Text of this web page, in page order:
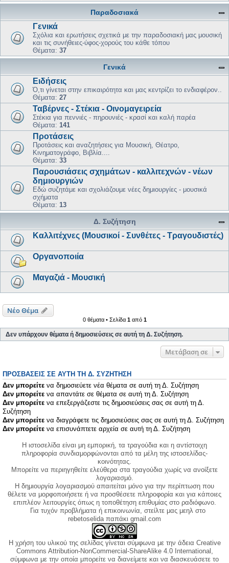
Παραδοσιακά
Γενικά
Σχόλια και ερωτήσεις σχετικά με την παραδοσιακή μας μουσική
και τις συνήθειες-ύφος-χορούς του κάθε τόπου
Θέματα: 37
Γενικά
Ειδήσεις
Ό,τι γίνεται στην επικαιρότητα και μας κεντρίζει το ενδιαφέρον..
Θέματα: 27
Ταβέρνες - Στέκια - Οινομαγειρεία
Στέκια για πεννιές - πηρουνιές - κρασί και καλή παρέα
Θέματα: 141
Προτάσεις
Προτάσεις και αναζητήσεις για Μουσική, Θέατρο,
Κινηματογράφο, Βιβλία....
Θέματα: 33
Παρουσιάσεις σχημάτων - καλλιτεχνών - νέων
δημιουργιών
Εδώ συζητάμε και σχολιάζουμε νέες δημιουργίες - μουσικά
σχήματα
Θέματα: 13
Δ. Συζήτηση
Καλλιτέχνες (Μουσικοί - Συνθέτες - Τραγουδιστές)
Οργανοποιία
Μαγαζιά - Μουσική
Νέο Θέμα
0 θέματα • Σελίδα 1από 1
Δεν υπάρχουν θέματα ή δημοσιεύσεις σε αυτή τη Δ. Συζήτηση.
Μετάβαση σε
ΠΡΟΣΒΆΣΕΙΣ ΣΕ ΑΥΤΉ ΤΗ Δ. ΣΥΖΉΤΗΣΗ
Δεν μπορείτε να δημοσιεύετε νέα θέματα σε αυτή τη Δ. Συζήτηση
Δεν μπορείτε να απαντάτε σε θέματα σε αυτή τη Δ. Συζήτηση
Δεν μπορείτε να επεξεργάζεστε τις δημοσιεύσεις σας σε αυτή τη Δ.
Συζήτηση
Δεν μπορείτε να διαγράφετε τις δημοσιεύσεις σας σε αυτή τη Δ. Συζήτηση
Δεν μπορείτε να επισυνάπτετε αρχεία σε αυτή τη Δ. Συζήτηση
Η ιστοσελίδα είναι μη εμπορική, τα τραγούδια και η αντίστοιχη
πληροφορία συνδιαμορφώνονται από τα μέλη της ιστοσελίδας-
κοινότητας.
Μπορείτε να περιηγηθείτε ελεύθερα στα τραγούδια χωρίς να ανοίξετε
λογαριασμό.
Η δημιουργία λογαριασμού απαιτείται μόνο για την περίπτωση που
θέλετε να μορφοποιήσετε ή να προσθέσετε πληροφορία και για κάποιες
επιπλέον λειτουργίες όπως η τοποθέτηση επιθυμίας στο ραδιόφωνο.
Για τυχόν προβλήματα ή επικοινωνία, στείλτε μας μεηλ στο
rebetoselida παπάκι gmail.com
Η χρήση του υλικού της σελίδας γίνεται σύμφωνα με την άδεια Creative
Commons Attribution-NonCommercial-ShareAlike 4.0 International,
σύμφωνα με την οποία μπορείτε να διανείμετε και να διασκευάσετε το